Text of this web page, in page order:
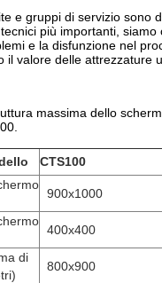
e gruppi di servizio sono
più importanti, siamo
e la disfunzione nel
il valore delle attrezzature
massima dello
CTS100
900x1000
400x400
di
800x900